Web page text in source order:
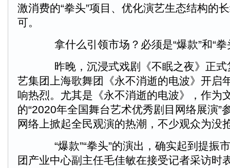
激消费的“拳头”项目、优化演艺生态结构的
可。
拿什么引领市场？必须是“爆款”和“拳
昨晚，沉浸式戏剧《不眠之夜》正式
艺集团上海歌舞团《永不消逝的电波》开启
响热烈。尤其是《永不消逝的电波》，作为
的“2020年全国舞台艺术优秀剧目网络展演”
网络上掀起全民观演的热潮，不少观众为没
“爆款”“拳头”的演出，确实起到提振
团产业中心副主任毛佳敏在接受记者采访时